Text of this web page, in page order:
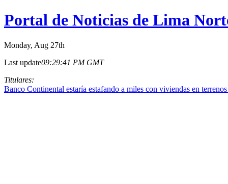
Portal de Noticias de Lima
Monday, Aug 27th
Last update09:29:41 PM GMT
Titulares:
Banco Continental estaría estafando a miles con viviendas en